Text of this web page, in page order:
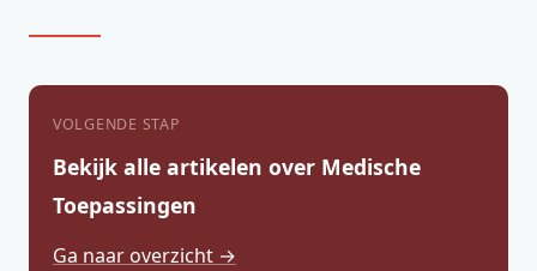
VOLGENDE STAP
Bekijk alle artikelen over Medische
Toepassingen
Ga naar overzicht →